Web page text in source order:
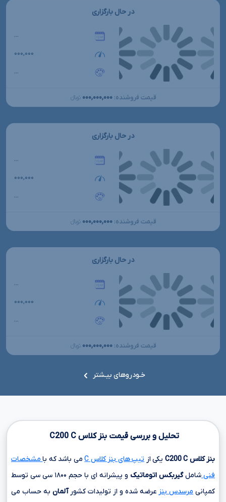
در حال بارگزاری
...
۰۰۰,۰۰۰
...
قیمت فروشنده: ۰۰۰,۰۰۰,۰۰۰ تومانءءء
در حال بارگزاری
...
۰۰۰,۰۰۰
...
قیمت فروشنده: ۰۰۰,۰۰۰,۰۰۰ تومانءءء
در حال بارگزاری
...
۰۰۰,۰۰۰
...
قیمت فروشنده: ۰۰۰,۰۰۰,۰۰۰ تومانءءء
خـودروهای بیـشتر
تحلیل و بررسی قیمت بنز کلاسC
C200
بنز کلاس C
C200 یکی از تیپ های بنز کلاس C می باشد که بامشخصات
فنی شاملگیربکس اتوماتیک و پیشرانه ای با حجم ۱۸۰۰ سی سی
توسط
کمپانی مرسدس بنز عرضه شده و از تولیدات کشورآلمان به حساب می